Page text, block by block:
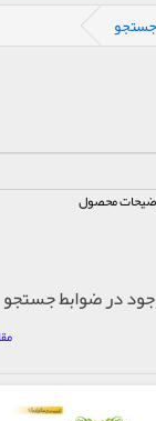
جستجو
محصول
در ضوابط جستجو